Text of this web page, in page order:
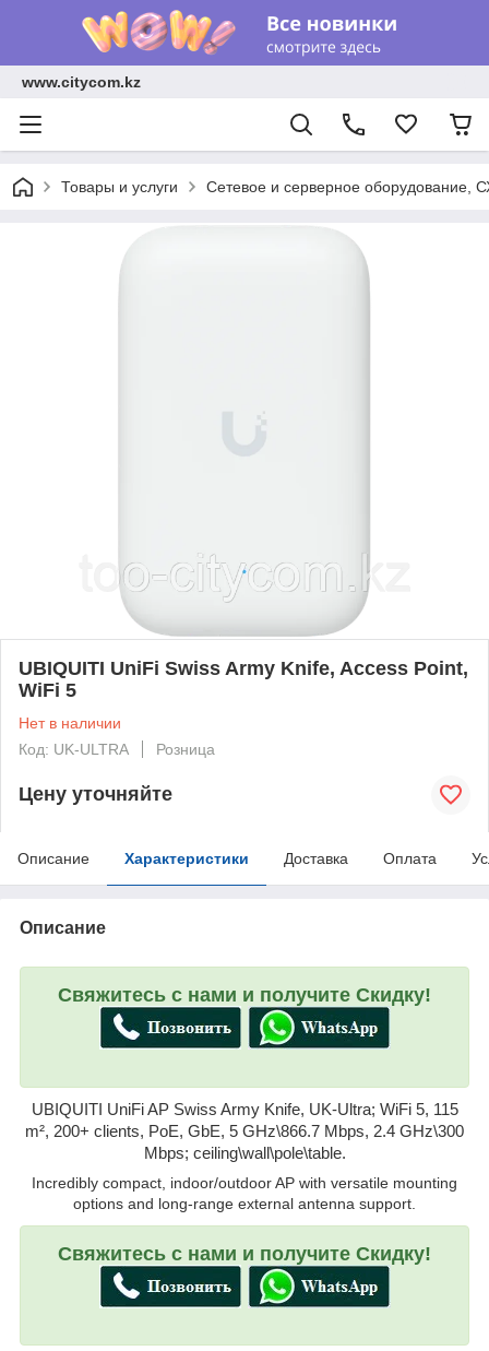
www.citycom.kz
Товары и услуги Сетевое и серверное оборудование,
UBIQUITI UniFi Swiss Army Knife, Access Point,
WiFi 5
Нет в наличии
Код: UK-ULTRA
Розница
Цену уточняйте
Описание Характеристики Доставка Оплата
Описание
Свяжитесь с нами и получите Скидку!
UBIQUITI UniFi AP Swiss Army Knife, UK-Ultra; WiFi 5, 115
m², 200+ clients, PoE, GbE, 5 GHz\866.7 Mbps, 2.4 GHz\300
Mbps; ceiling\wall\pole\table.
Incredibly compact, indoor/outdoor AP with versatile mounting
options and long-range external antenna support.
Свяжитесь с нами и получите Скидку!